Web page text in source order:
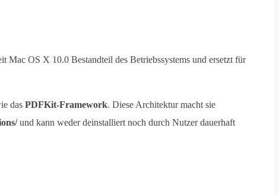
OS X 10.0 Bestandteil des Betriebssystems und ersetzt für
das PDFKit-Framework. Diese Architektur macht sie
und kann weder deinstalliert noch durch Nutzer dauerhaft